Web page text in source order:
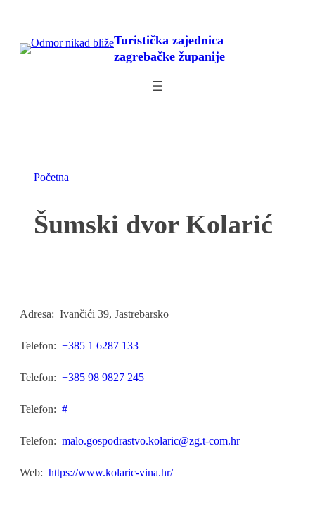
sadržaja
Turistička zajednica
zagrebačke županije
Početna
Šumski dvor Kolarić
Adresa: Ivančići 39, Jastrebarsko
Telefon: +385 1 6287 133
Telefon: +385 98 9827 245
Telefon: #
Telefon: malo.gospodrastvo.kolaric@zg.t-com.hr
Web: https://www.kolaric-vina.hr/